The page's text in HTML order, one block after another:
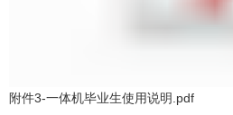
附件3-一体机毕业生使用说明.pdf